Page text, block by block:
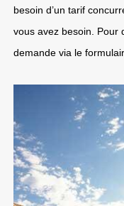
besoin d’un tarif
vous avez besoin. Pour
demande via le